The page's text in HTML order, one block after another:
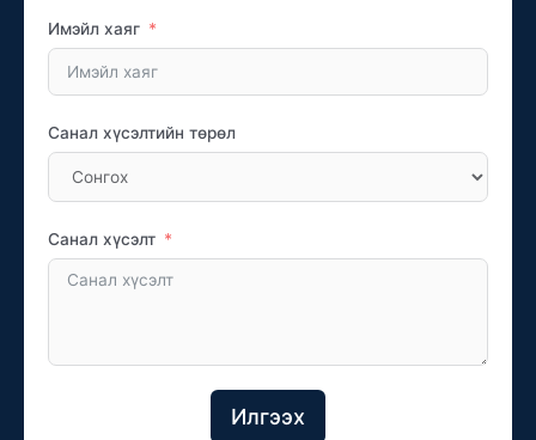
Имэйл хаяг
Санал хүсэлтийн төрөл
Санал хүсэлт
Илгээх